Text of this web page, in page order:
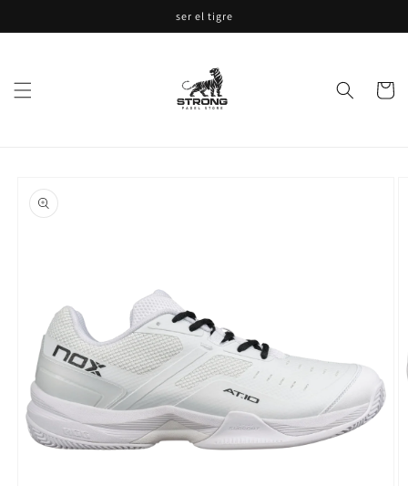
al contenido
ser el tigre
Carrito
a la
información